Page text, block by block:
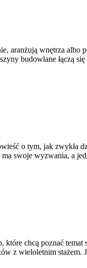
aranżują wnętrza albo
budowlane łączą
o tym, jak zwykła
swoje wyzwania, a
chcą poznać
z wieloletnim stażem.